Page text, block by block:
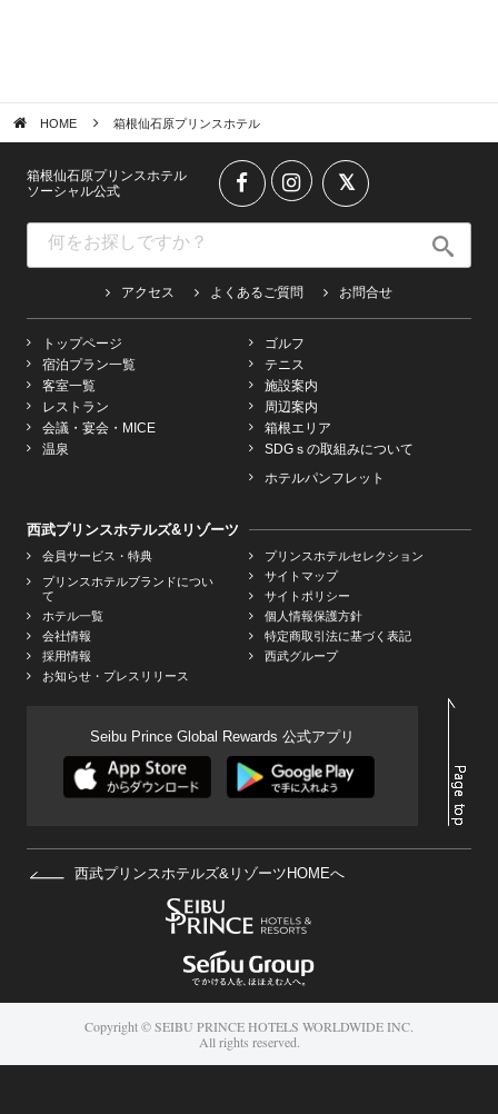
HOME 箱根仙石原プリンスホテル
箱根仙石原プリンスホテル
ソーシャル公式
アクセス よくあるご質問 お問合せ
トップページ
宿泊プラン一覧
客室一覧
レストラン
会議・宴会・MICE
温泉
ゴルフ
テニス
施設案内
周辺案内
箱根エリア
SDGｓの取組みについて
ホテルパンフレット
西武プリンスホテルズ&リゾーツ
会員サービス・特典
プリンスホテルブランドについ
て
ホテル一覧
会社情報
採用情報
お知らせ・プレスリリース
プリンスホテルセレクション
サイトマップ
サイトポリシー
個人情報保護方針
特定商取引法に基づく表記
西武グループ
Seibu Prince Global Rewards 公式アプリ
西武プリンスホテルズ&リゾーツHOMEへ
Copyright © SEIBU PRINCE HOTELS WORLDWIDE INC.
All rights reserved.